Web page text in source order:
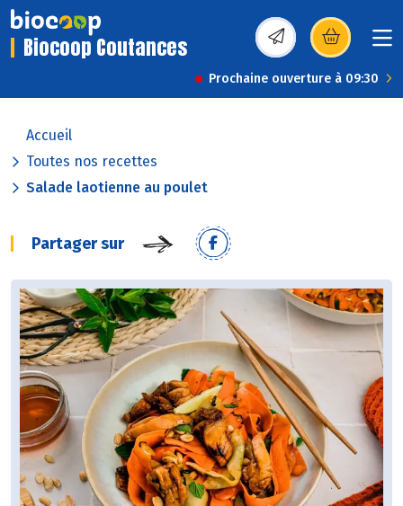
Biocoop Coutances (s’ouvre dans une
Prochaine ouverture à 09:30
Accueil
Toutes nos recettes
Salade laotienne au poulet
Partager sur